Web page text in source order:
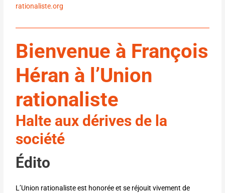
rationaliste.org
Bienvenue à François
Héran à l’Union
rationaliste
Halte aux dérives de la
société
Édito
L’Union rationaliste est honorée et se réjouit vivement de